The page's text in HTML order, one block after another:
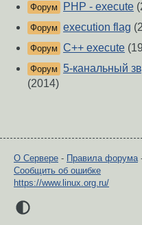
Форум PHP - execute
Форум execution flag
Форум C++ execute
Форум
5-канальный
(2014)
О Сервере - Правила форума
Сообщить об ошибке
https://www.linux.org.ru/